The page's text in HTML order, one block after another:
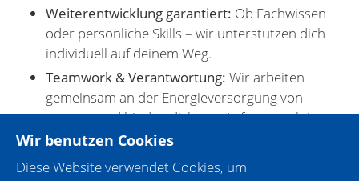
Weiterentwicklung garantiert: Ob Fachwissen
oder persönliche Skills – wir unterstützen dich
individuell auf deinem Weg.
Teamwork & Verantwortung: Wir arbeiten
gemeinsam an der Energieversorgung von
morgen und binden dich von Anfang an aktiv
ein.
Wir benutzen Cookies
Diese Website verwendet Cookies, um